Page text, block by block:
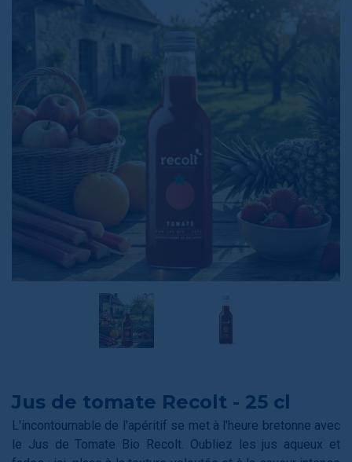
Jus de tomate Recolt - 25 cl
L'incontournable de l'apéritif se met à l'heure bretonne avec
le Jus de Tomate Bio Recolt. Oubliez les jus aqueux et